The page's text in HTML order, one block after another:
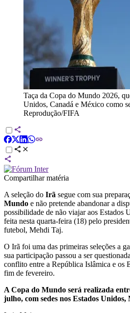
Taça da Copa do Mundo 2026,
Unidos, Canadá e México como
Reprodução/FIFA
Compartilhar matéria
A seleção do Irã segue com sua
Mundo e não pretende abandonar a
possibilidade de não viajar aos Estados
feita nesta quarta-feira (18) pelo
futebol, Mehdi Taj.
O Irã foi uma das primeiras seleções a
sua participação passou a ser
conflito entre a República Islâmica e os
fim de fevereiro.
A Copa do Mundo será realizada
julho, com sedes nos Estados Unidos,